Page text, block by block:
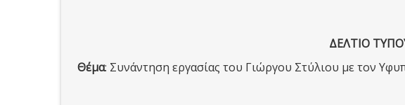
ΔΕΛΤΙΟ
Θέμα: Συνάντηση εργασίας του Γιώργου Στύλιου με τον